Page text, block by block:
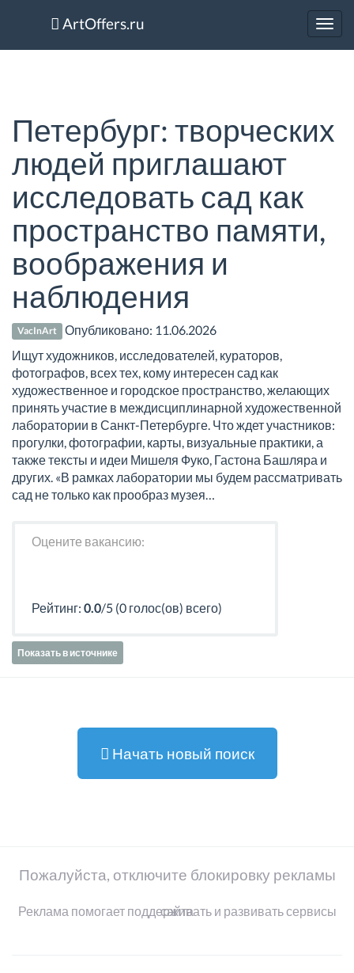
ArtOffers.ru
Петербург: творческих
людей приглашают
исследовать сад как
пространство памяти,
воображения и
наблюдения
VacInArt Опубликовано: 11.06.2026
Ищут художников, исследователей, кураторов,
фотографов, всех тех, кому интересен сад как
художественное и городское пространство, желающих
принять участие в междисциплинарной художественной
лаборатории в Санкт-Петербурге. Что ждет участников:
прогулки, фотографии, карты, визуальные практики, а
также тексты и идеи Мишеля Фуко, Гастона Башляра и
других. «В рамках лаборатории мы будем рассматривать
сад не только как прообраз музея…
Оцените вакансию:
Рейтинг: 0.0/5 (0 голос(ов) всего)
Показать в источнике
Начать новый поиск
Пожалуйста, отключите блокировку рекламы
Реклама помогает поддерживать и развивать сервисы сайта